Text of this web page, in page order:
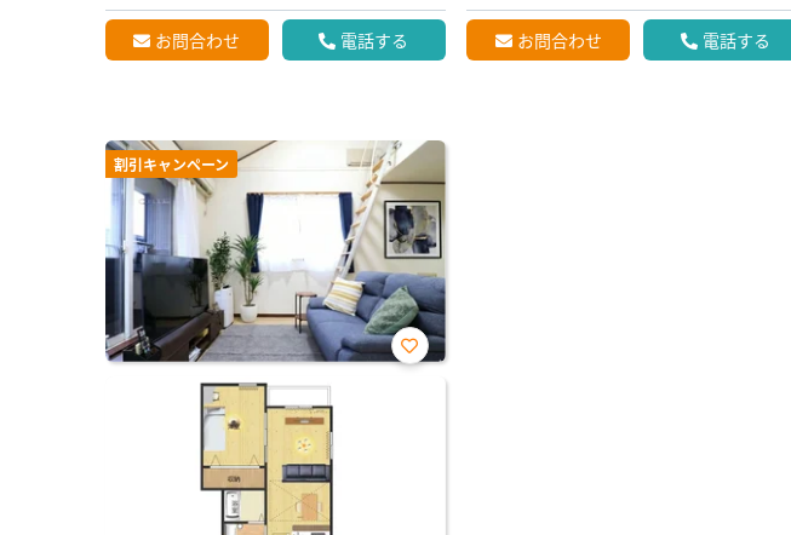
お問合わせ 電話する お問合わせ 電話する
割引キャンペーン
お気